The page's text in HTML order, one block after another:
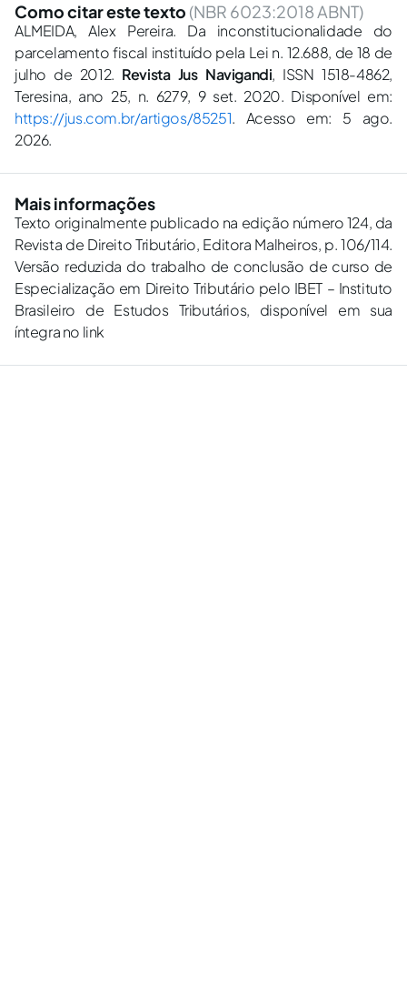
Como citar este texto (NBR 6023:2018 ABNT)
ALMEIDA, Alex Pereira. Da inconstitucionalidade do
parcelamento fiscal instituído pela Lei n. 12.688, de 18 de
julho de 2012. Revista Jus Navigandi, ISSN 1518-4862,
Teresina, ano 25, n. 6279, 9 set. 2020. Disponível em:
https://jus.com.br/artigos/85251. Acesso em: 5 ago.
2026.
Mais informações
Texto originalmente publicado na edição número 124, da
Revista de Direito Tributário, Editora Malheiros, p. 106/114.
Versão reduzida do trabalho de conclusão de curso de
Especialização em Direito Tributário pelo IBET – Instituto
Brasileiro de Estudos Tributários, disponível em sua
íntegra no link